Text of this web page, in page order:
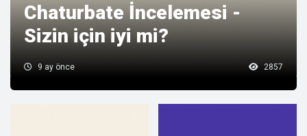
Chaturbate İncelemesi -
Sizin için iyi mi?
9 ay önce 2857